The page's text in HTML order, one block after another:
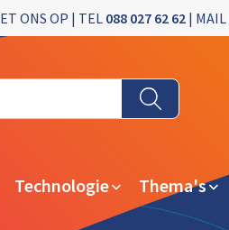
ONS OP | TEL 088 027 62 62| MAIL
Technologie Thema's